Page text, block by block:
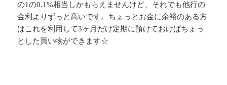
の1の0.1%相当しかもらえませんけど、それでも他行の
金利よりずっと高いです。ちょっとお金に余裕のある方
はこれを利用して3ヶ月だけ定期に預けておけばちょっ
とした買い物ができます☆